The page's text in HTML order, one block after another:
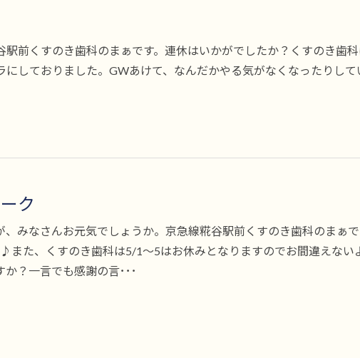
駅前くすのき歯科のまぁです。連休はいかがでしたか？くすのき歯
にしておりました。GWあけて、なんだかやる気がなくなったりし
ク
、みなさんお元気でしょうか。京急線糀谷駅前くすのき歯科のまぁ
また、くすのき歯科は5/1～5はお休みとなりますのでお間違えない
？一言でも感謝の言･･･